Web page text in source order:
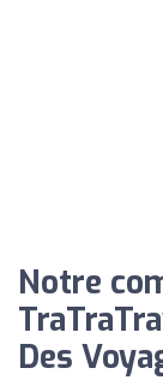
Notre
Des